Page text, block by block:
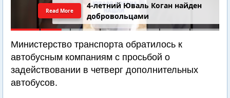
4-летний Юваль Коган найден
добровольцами
Read More
Министерство транспорта обратилось к
автобусным компаниям с просьбой о
задействовании в четверг дополнительных
автобусов.